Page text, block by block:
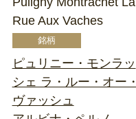
Rue Aux Vaches
ピュリニー・モンラッ
シェ ラ・ルー・オー・
ヴァッシュ